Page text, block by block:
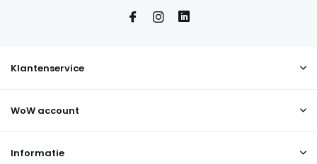
Klantenservice
WoW account
Informatie